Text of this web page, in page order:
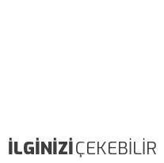
İLGİNİZİÇEKEBİLİR